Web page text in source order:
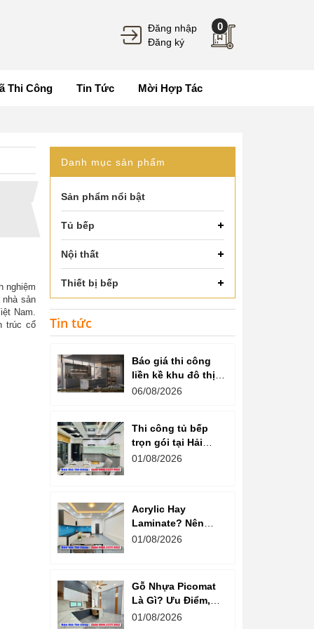
Đăng nhập
Đăng ký
0
Thi Công Tin Tức Mời Hợp Tác
nghiệm
sản
Nam.
trúc cổ
Danh mục sản phẩm
Sản phẩm nổi bật
Tủ bếp
Nội thất
Thiết bị bếp
Tin tức
Báo giá thi công
liền kề khu đô thị
văn phú hà đông
06/08/2026
Thi công tủ bếp
trọn gói tại Hải
Dương cam kết
01/08/2026
Acrylic Hay
Laminate? Nên
Chọn Loại Nào
01/08/2026
Gỗ Nhựa Picomat
Là Gì? Ưu Điểm,
Nhược Điểm Và
01/08/2026